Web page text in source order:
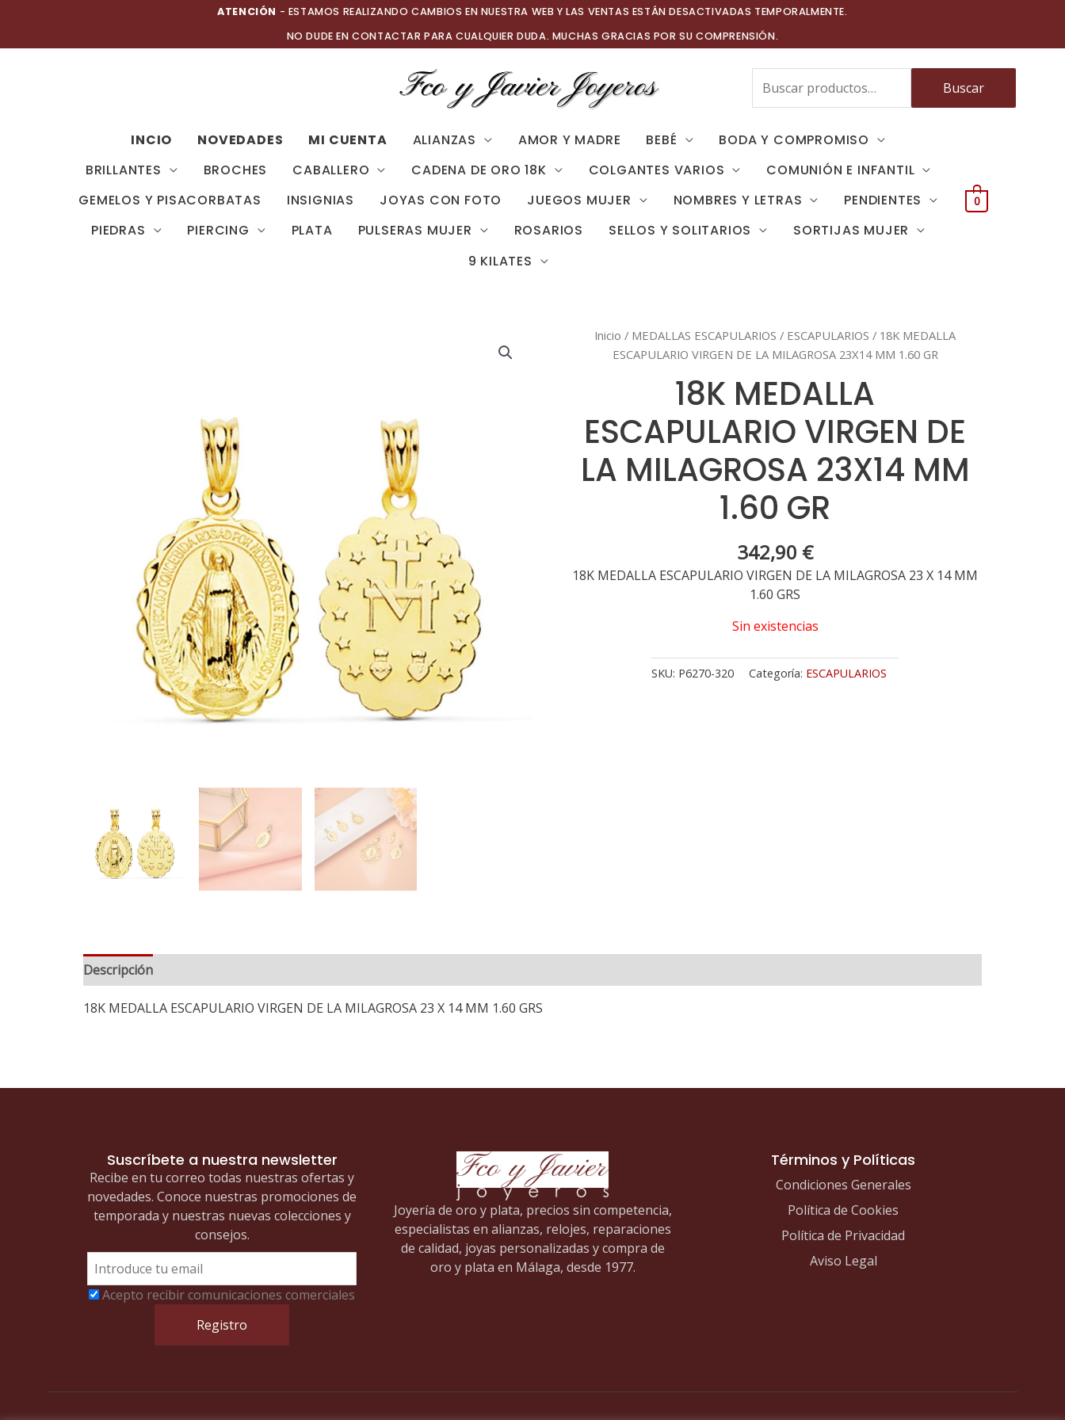
contenido
ATENCIÓN - ESTAMOS REALIZANDO CAMBIOS EN NUESTRA WEB Y LAS VENTAS ESTÁN DESACTIVADAS TEMPORALMENTE.
NO DUDE EN CONTACTAR PARA CUALQUIER DUDA. MUCHAS GRACIAS POR SU COMPRENSIÓN.
Buscar
por:
Buscar
INCIO NOVEDADES MI CUENTA ALIANZAS AMOR Y MADRE BEBÉ
BODA Y COMPROMISO
BRILLANTES
BROCHES CABALLERO CADENA DE ORO 18K COLGANTES VARIOS
COMUNIÓN E INFANTIL
GEMELOS Y PISACORBATAS
INSIGNIAS JOYAS CON FOTO JUEGOS MUJER NOMBRES Y LETRAS
PENDIENTES
PIEDRAS
PIERCING PLATA PULSERAS MUJER ROSARIOS SELLOS Y SOLITARIOS
SORTIJAS MUJER
9 KILATES
0
Inicio / MEDALLAS ESCAPULARIOS / ESCAPULARIOS / 18K MEDALLA
ESCAPULARIO VIRGEN DE LA MILAGROSA 23X14 MM 1.60 GR
18K MEDALLA
ESCAPULARIO VIRGEN DE
LA MILAGROSA 23X14 MM
1.60 GR
342,90 €
18K MEDALLA ESCAPULARIO VIRGEN DE LA MILAGROSA 23 X 14 MM
1.60 GRS
Sin existencias
SKU: P6270-320 Categoría: ESCAPULARIOS
Descripción
18K MEDALLA ESCAPULARIO VIRGEN DE LA MILAGROSA 23 X 14 MM 1.60 GRS
Suscríbete a nuestra newsletter
Recibe en tu correo todas nuestras ofertas y
novedades. Conoce nuestras promociones de
temporada y nuestras nuevas colecciones y
consejos.
Acepto recibir comunicaciones comerciales
Joyería de oro y plata, precios sin competencia,
especialistas en alianzas, relojes, reparaciones
de calidad, joyas personalizadas y compra de
oro y plata en Málaga, desde 1977.
Términos y Políticas
Condiciones Generales
Política de Cookies
Política de Privacidad
Aviso Legal